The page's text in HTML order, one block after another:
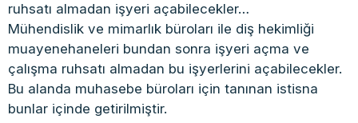
ruhsatı almadan işyeri açabilecekler…
Mühendislik ve mimarlık büroları ile diş hekimliği
muayenehaneleri bundan sonra işyeri açma ve
çalışma ruhsatı almadan bu işyerlerini açabilecekler.
Bu alanda muhasebe büroları için tanınan istisna
bunlar içinde getirilmiştir.